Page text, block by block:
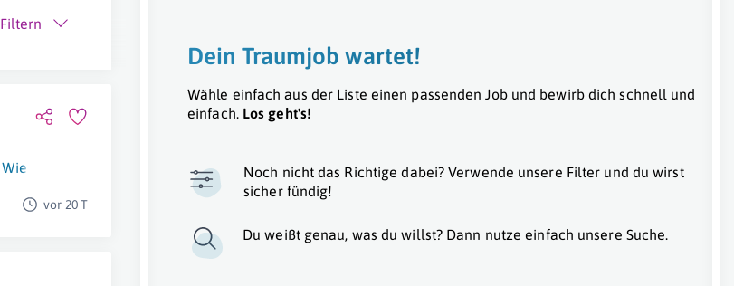
Filtern
Wien Niederösterreich ,Tirol,Salzburg,Österreich,Oberösterreich
vor 20 T
Dein Traumjob wartet!
Wähle einfach aus der Liste einen passenden Job und bewirb dich schnell und
einfach. Los geht's!
Noch nicht das Richtige dabei? Verwende unsere Filter und du wirst
sicher fündig!
Du weißt genau, was du willst? Dann nutze einfach unsere Suche.